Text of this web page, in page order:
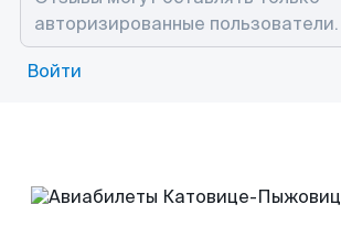
Войти